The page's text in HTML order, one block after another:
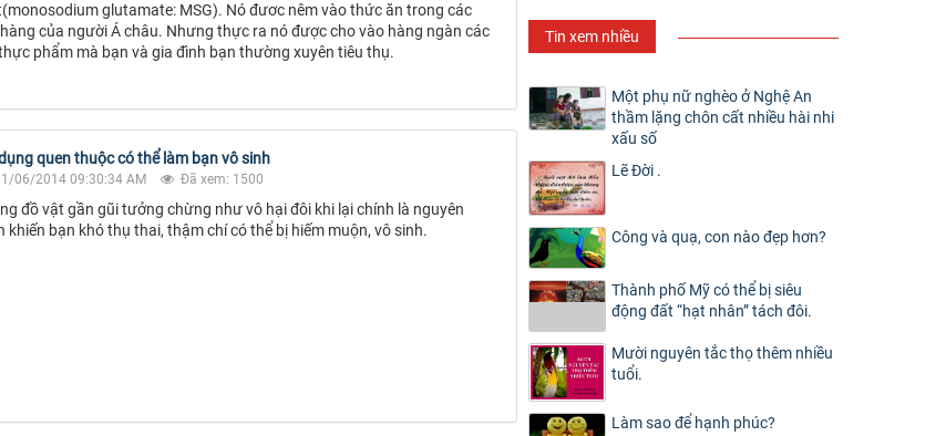
glutamate: MSG). Nó đươc nêm vào thức ăn trong các
của người Á châu. Nhưng thực ra nó được cho vào hàng ngàn các
phẩm mà bạn và gia đình bạn thường xuyên tiêu thụ.
quen thuộc có thể làm bạn vô sinh
06/2014 09:30:34 AM Đã xem: 1500
đồ vật gần gũi tưởng chừng như vô hại đôi khi lại chính là nguyên
khiến bạn khó thụ thai, thậm chí có thể bị hiếm muộn, vô sinh.
Tin xem nhiều
Một phụ nữ nghèo ở Nghệ An
thầm lặng chôn cất nhiều hài nhi
xấu số
Lẽ Đời .
Công và quạ, con nào đẹp hơn?
Thành phố Mỹ có thể bị siêu
động đất “hạt nhân” tách đôi.
Mười nguyên tắc thọ thêm nhiều
tuổi.
Làm sao để hạnh phúc?